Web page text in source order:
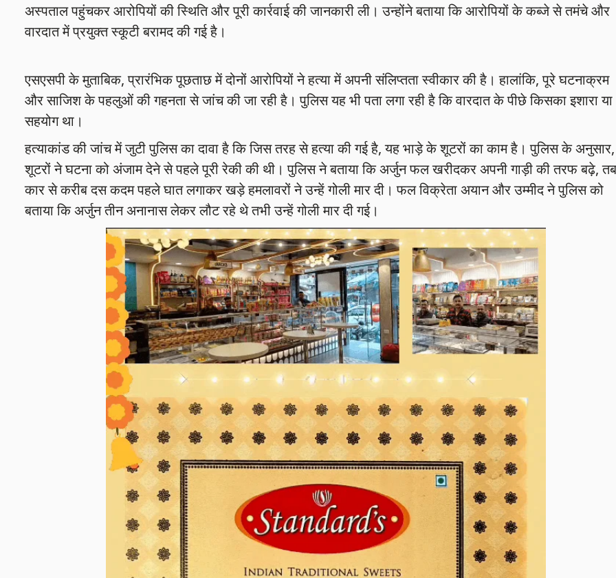
अस्पताल पहुंचकर आरोपियों की स्थिति और पूरी कार्रवाई की जानकारी ली। उन्होंने बताया कि आरोपियों के कब्जे से तमंचे और
वारदात में प्रयुक्त स्कूटी बरामद की गई है।
एसएसपी के मुताबिक, प्रारंभिक पूछताछ में दोनों आरोपियों ने हत्या में अपनी संलिप्तता स्वीकार की है। हालांकि, पूरे घटनाक्रम
और साजिश के पहलुओं की गहनता से जांच की जा रही है। पुलिस यह भी पता लगा रही है कि वारदात के पीछे किसका इशारा या
सहयोग था।
हत्याकांड की जांच में जुटी पुलिस का दावा है कि जिस तरह से हत्या की गई है, यह भाड़े के शूटरों का काम है। पुलिस के अनुसार,
शूटरों ने घटना को अंजाम देने से पहले पूरी रेकी की थी। पुलिस ने बताया कि अर्जुन फल खरीदकर अपनी गाड़ी की तरफ बढ़े, तब
कार से करीब दस कदम पहले घात लगाकर खड़े हमलावरों ने उन्हें गोली मार दी। फल विक्रेता अयान और उम्मीद ने पुलिस को
बताया कि अर्जुन तीन अनानास लेकर लौट रहे थे तभी उन्हें गोली मार दी गई।